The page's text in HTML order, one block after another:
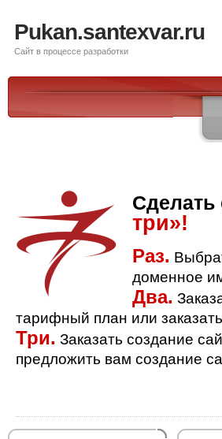
Pukan.santexvar.ru
Сайт в процессе разработки
Сделать
три»!
Раз.
доменное
Два.
тарифный план или
Три. Заказать создание
предложить вам создание